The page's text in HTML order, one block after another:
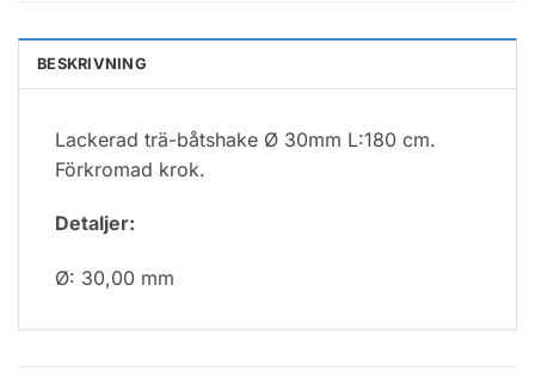
BESKRIVNING
Lackerad trä-båtshake Ø 30mm L:180 cm.
Förkromad krok.
Detaljer:
Ø: 30,00 mm